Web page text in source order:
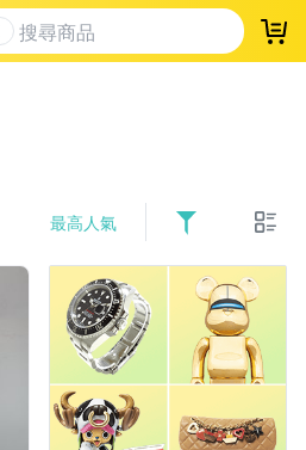
登
最高人氣